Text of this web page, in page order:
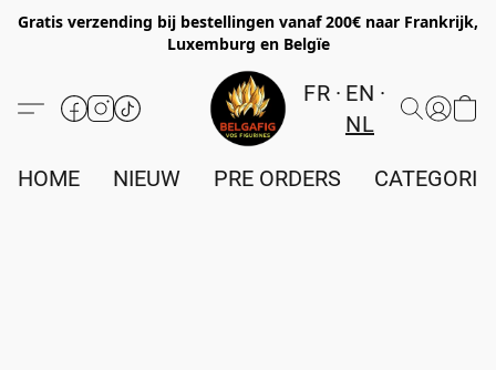
Gratis verzending bij bestellingen vanaf 200€ naar Frankrijk,
Luxemburg en Belgïe
FR
EN
NL
HOME NIEUW PRE ORDERS